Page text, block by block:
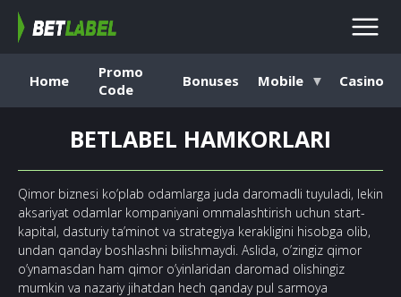
Home
Promo
Code
Bonuses Mobile Casino
BETLABEL HAMKORLARI
Qimor biznesi ko’plab odamlarga juda daromadli tuyuladi, lekin
aksariyat odamlar kompaniyani ommalashtirish uchun start-
kapital, dasturiy ta’minot va strategiya kerakligini hisobga olib,
undan qanday boshlashni bilishmaydi. Aslida, o’zingiz qimor
o’ynamasdan ham qimor o’yinlaridan daromad olishingiz
mumkin va nazariy jihatdan hech qanday pul sarmoya